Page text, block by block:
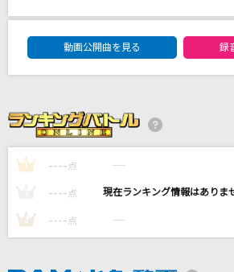
[生音]サマー・サスピション
シーズ
Bunny Girl
SWINGING
DAM★ともボーカルエントリー
動画公開曲を見る
録
1 ---- 点 ----
---- 点 ----
3 ---- 点 ----